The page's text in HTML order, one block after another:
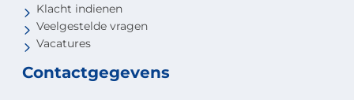
Klacht indienen
Veelgestelde vragen
Vacatures
Contactgegevens